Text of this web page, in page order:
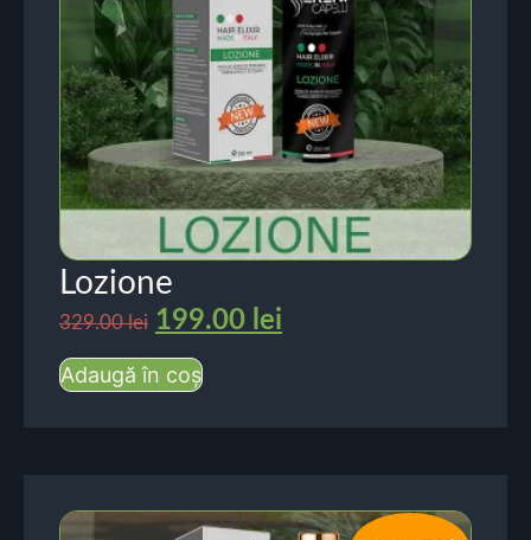
Lozione
329.00lei 199.00 lei
Adaugă în coș